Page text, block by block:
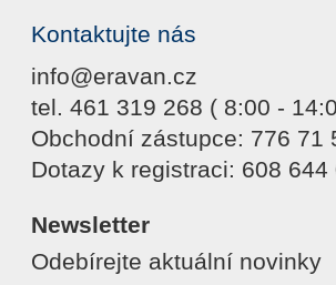
Kontaktujte nás
info@eravan.cz
tel. 461 319 268 ( 8:00 -
Obchodní zástupce: 776 71
Dotazy k registraci: 608 644
Newsletter
Odebírejte aktuální novinky